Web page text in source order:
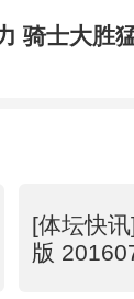
骑士大胜
[体坛快
版